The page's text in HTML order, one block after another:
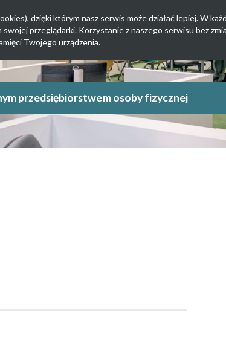
wpisów w CEIDG online
dzięki którym nasz serwis może działać lepiej. W
przeglądarki. Korzystanie z naszego serwisu bez
Twojego urządzenia.